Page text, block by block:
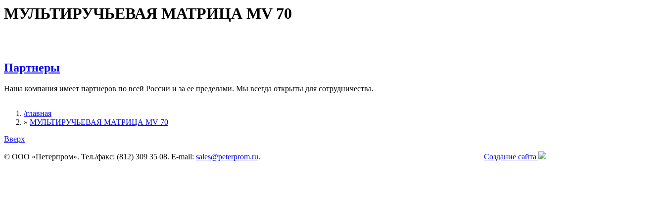
МУЛЬТИРУЧЬЕВАЯ МАТРИЦА MV 70
Партнеры
Наша компания имеет партнеров по всей России и за ее пределами. Мы всегда открыты для сотрудничества.
Вы здесь
/главная
» МУЛЬТИРУЧЬЕВАЯ МАТРИЦА MV 70
Вверх
© ООО «Петерпром». Тел./факс: (812) 309 35 08. E-mail: sales@peterprom.ru. Создание сайта